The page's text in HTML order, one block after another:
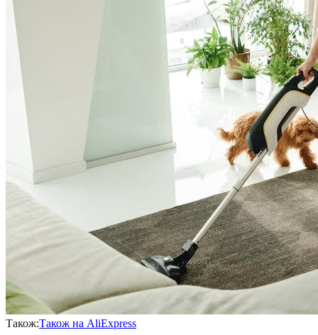
Також:Також на AliExpress